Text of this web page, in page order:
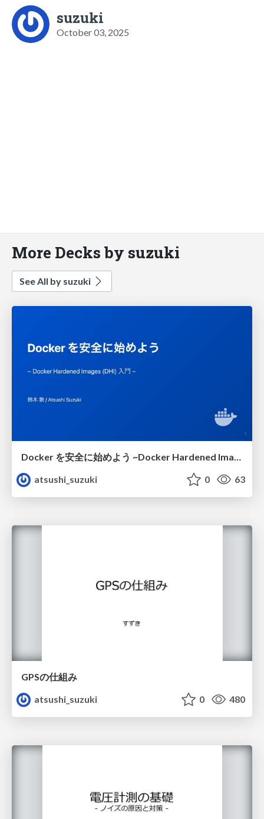
suzuki
October 03, 2025
More Decks by suzuki
See All by suzuki
Docker を安全に始めよう ~Docker Hardened Images (DHI) 入門~
atsushi_suzuki
0 63
GPSの仕組み
atsushi_suzuki
0 480